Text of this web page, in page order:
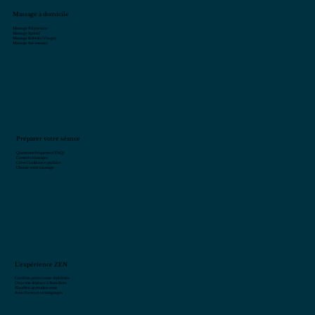
L'expérience ZEN
Caroline, praticienne diplômée
Où je me déplace à Bora Bora
Planifiez un rendez-vous
Avis clients et témoignages
Massage à domicile
Massage Polynésien
Massage Sportif
Massage Kobido (Visage)
Massage Sur-mesure
Préparer votre séance
Questions fréquentes (FAQ)
Conseils massages
Créer l’ambiance parfaite
Choisir votre massage